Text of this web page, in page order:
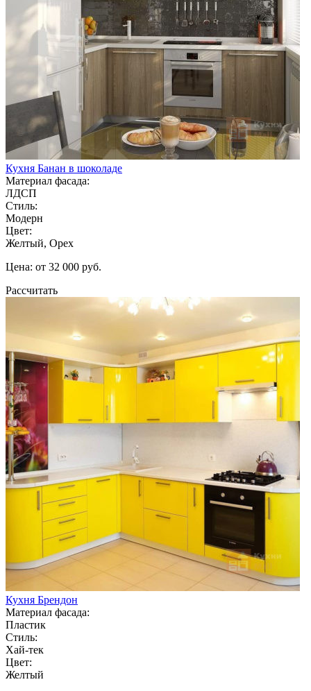
Кухня Банан в шоколаде
Материал фасада:
ЛДСП
Стиль:
Модерн
Цвет:
Желтый, Орех
Цена: от 32 000 руб.
Рассчитать
Кухня Брендон
Материал фасада:
Пластик
Стиль:
Хай-тек
Цвет:
Желтый